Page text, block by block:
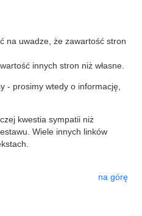
na uwadze, że zawartość stron
innych stron niż własne.
- prosimy wtedy o informację,
kwestia sympatii niż
Wiele innych linków
na górę